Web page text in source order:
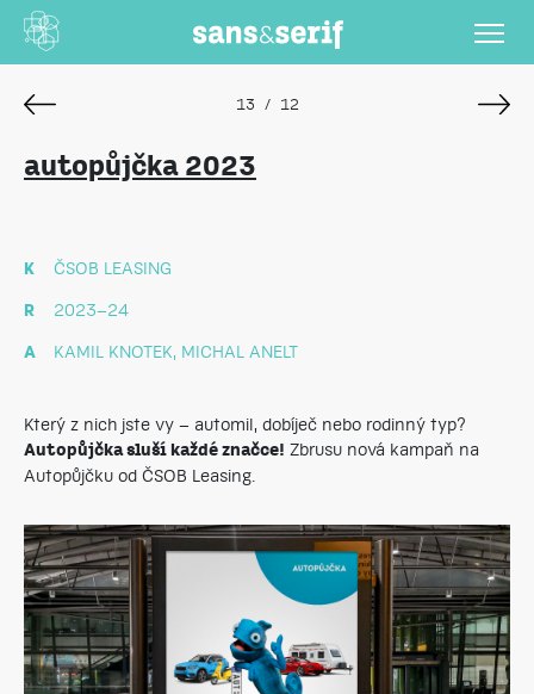
13 / 12
autopůjčka 2023
K
ČSOB LEASING
R
2023–24
A
KAMIL KNOTEK, MICHAL ANELT
Který z nich jste vy – automil, dobíječ nebo rodinný typ?
Autopůjčka sluší každé značce! Zbrusu nová kampaň na
Autopůjčku od ČSOB Leasing.